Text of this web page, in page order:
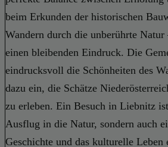
beim Erkunden der historischen
Wandern durch die unberührte
einen bleibenden Eindruck. Die
eindrucksvoll die Schönheiten des
dazu ein, die Schätze
zu erleben. Ein Besuch in Liebnitz
Ausflug in die Natur, sondern auch
Geschichte und das kulturelle Leben